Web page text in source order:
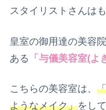
スタイリストさんは
皇室の御用達の美容
ある
「与儀美容室(よ
こちらの美容室は、
ようなメイク」をし